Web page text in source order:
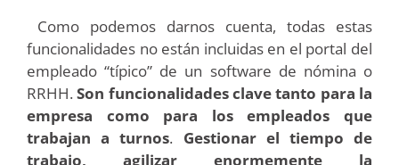
Como podemos darnos cuenta, todas estas
funcionalidades no están incluidas en el portal del
empleado “típico” de un software de nómina o
RRHH.Son funcionalidades clave tanto para la
empresa como para los empleados que
trabajan a turnos. Gestionar el tiempo de
trabajo, agilizar enormemente la